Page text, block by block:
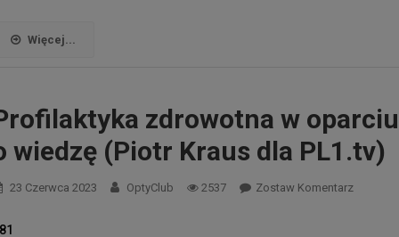
Więcej...
zdrowotna w oparciu
wiedzę (Piotr Kraus dla PL1.tv)
23 Czerwca 2023 OptyClub 2537 Zostaw Komentarz